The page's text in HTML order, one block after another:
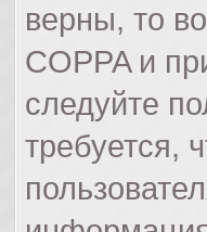
верны, то
COPPA и
следуйте
требуется,